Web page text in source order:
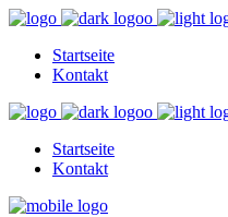
Startseite
Kontakt
Startseite
Kontakt